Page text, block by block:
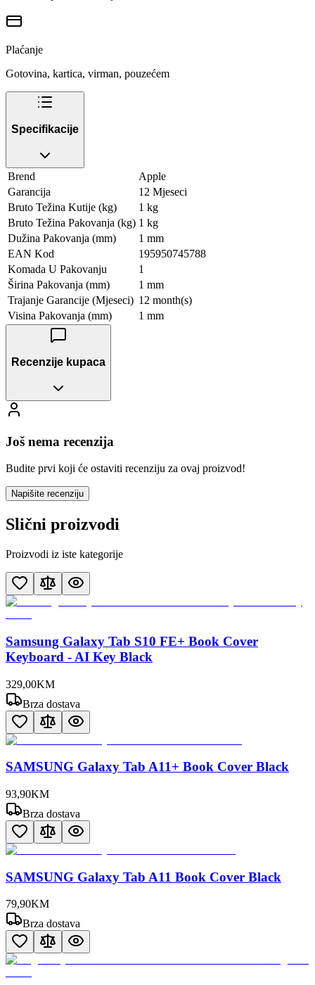
Plaćanje
Gotovina, kartica, virman, pouzećem
Specifikacije
Brend
Apple
Garancija
12 Mjeseci
Bruto Težina Kutije (kg)
1 kg
Bruto Težina Pakovanja (kg) 1 kg
Dužina Pakovanja (mm)
1 mm
EAN Kod
195950745788
Komada U Pakovanju
1
Širina Pakovanja (mm)
1 mm
Trajanje Garancije (Mjeseci) 12 month(s)
Visina Pakovanja (mm)
1 mm
Recenzije kupaca
Još nema recenzija
Budite prvi koji će ostaviti recenziju za ovaj proizvod!
Napišite recenziju
Slični proizvodi
Proizvodi iz iste kategorije
Samsung Galaxy Tab S10 FE+ Book Cover
Keyboard - AI Key Black
329,00KM
Brza dostava
SAMSUNG Galaxy Tab A11+ Book Cover Black
93,90KM
Brza dostava
SAMSUNG Galaxy Tab A11 Book Cover Black
79,90KM
Brza dostava